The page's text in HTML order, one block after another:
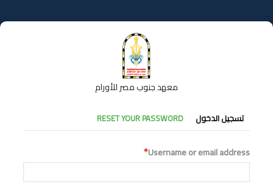
إلى
المحتوى
معهد جنوب مصر للأورام
التبويبات
الأساسية
تسجيل الدخول RESET YOUR PASSWORD
Username or email address